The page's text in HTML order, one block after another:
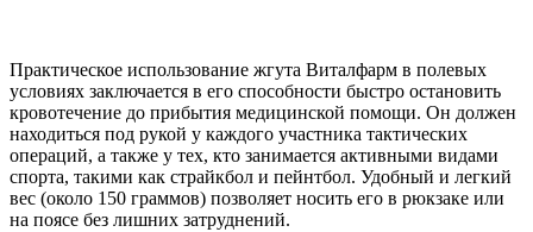
Практическое использование жгута Виталфарм в полевых
условиях заключается в его способности быстро остановить
кровотечение до прибытия медицинской помощи. Он должен
находиться под рукой у каждого участника тактических
операций, а также у тех, кто занимается активными видами
спорта, такими как страйкбол и пейнтбол. Удобный и легкий
вес (около 150 граммов) позволяет носить его в рюкзаке или
на поясе без лишних затруднений.